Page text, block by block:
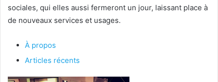
sociales, qui elles aussi fermeront un jour, laissant place à
de nouveaux services et usages.
À propos
Articles récents